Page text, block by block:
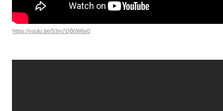
https://youtu.be/S3m7QB0W6e0